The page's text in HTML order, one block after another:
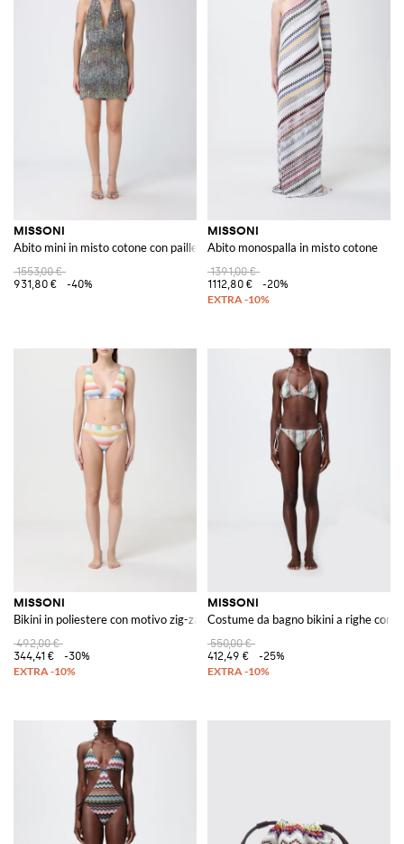
MISSONI
Abito mini in misto cotone con paillettes
1553,00 €
931,80 €
-40%
MISSONI
Abito monospalla in misto cotone
1391,00 €
1112,80 €
-20%
MISSONI
Bikini in poliestere con motivo zig-zag
492,00 €
344,41 €
-30%
MISSONI
Costume da bagno bikini a righe con
550,00 €
412,49 €
-25%